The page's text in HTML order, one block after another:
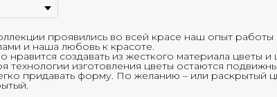
проявились во всей красе наш опыт работы
и наша любовь к красоте.
нравится создавать из жесткого материала цветы и
технологии изготовления цветы остаются
придавать форму. По желанию – или раскрытый